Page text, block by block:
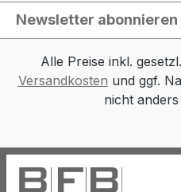
Newsletter abonnieren
Alle Preise inkl.
Versandkosten und ggf.
nicht